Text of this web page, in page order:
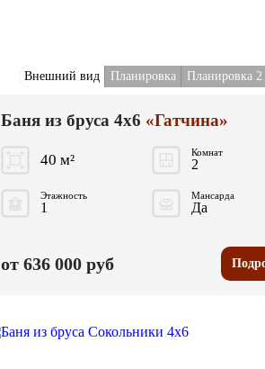
Внешний вид Планировка Планировка 2
Баня из бруса 4x6 «Гатчина»
40 м² Комнат
2
Этажность
1
Мансарда
Да
от 636 000 руб